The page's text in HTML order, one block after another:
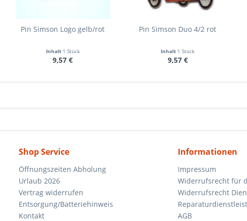
Pin Simson Logo gelb/rot
Inhalt 1 Stück
9,57 €
Pin Simson Duo 4/2 rot
Inhalt 1 Stück
9,57 €
Shop Service
Öffnungszeiten Abholung
Urlaub 2026
Vertrag widerrufen
Entsorgung/Batteriehinweis
Kontakt
Informationen
Impressum
Widerrufsrecht für
Widerrufsrecht
AGB